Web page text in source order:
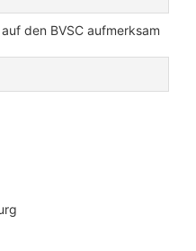
den BVSC aufmerksam